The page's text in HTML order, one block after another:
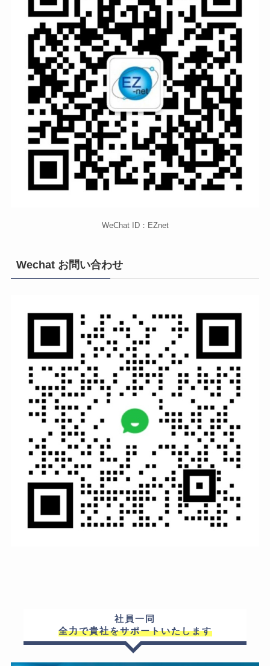
WeChat ID：EZnet
Wechat お問い合わせ
社員一同
全力で貴社をサポートいたします